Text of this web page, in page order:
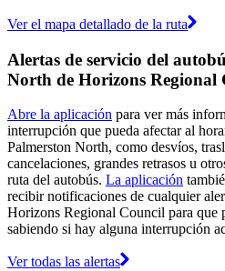
Ver el mapa detallado de la ruta
Alertas de servicio del
North de Horizons Regional
Abre la aplicación para ver más
interrupción que pueda afectar al
Palmerston North, como desvíos,
cancelaciones, grandes retrasos u
ruta del autobús. La aplicación
recibir notificaciones de cualquier
Horizons Regional Council para que
sabiendo si hay alguna interrupción
Ver todas las alertas